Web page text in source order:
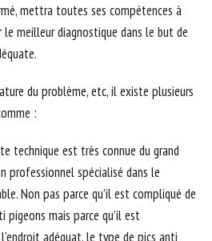
mettra toutes ses compétences à
meilleur diagnostique dans le but de
du problème, etc, il existe plusieurs
:
technique est très connue du grand
professionnel spécialisé dans le
Non pas parce qu’il est compliqué de
mais parce qu’il est
adéquat, le type de pics anti